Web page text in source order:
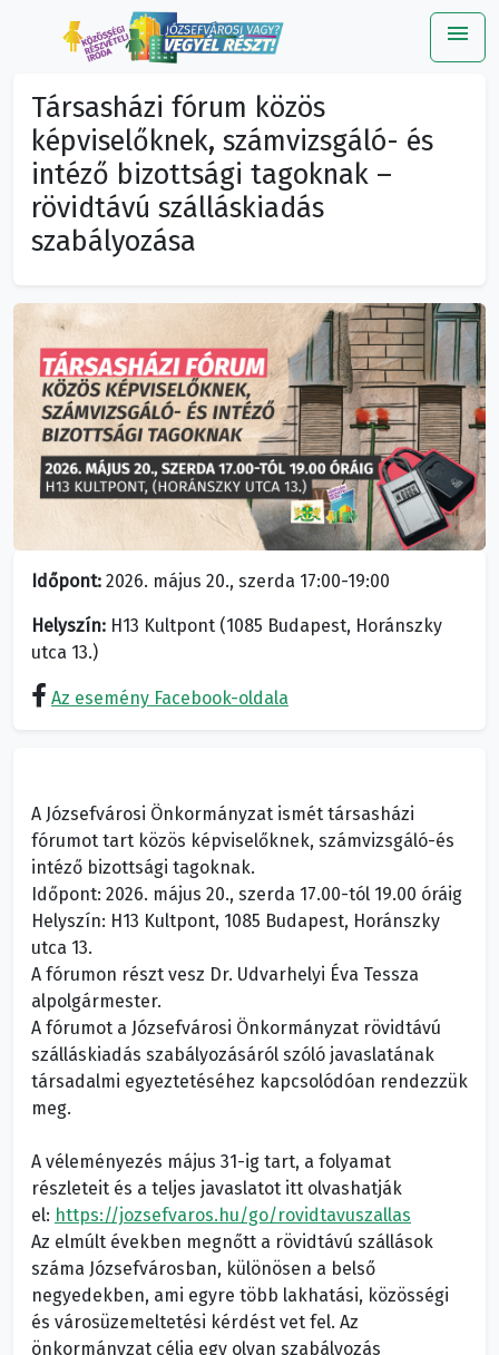
menu
Társasházi fórum közös
képviselőknek, számvizsgáló- és
intéző bizottsági tagoknak –
rövidtávú szálláskiadás
szabályozása
Időpont: 2026. május 20., szerda 17:00-19:00
Helyszín: H13 Kultpont (1085 Budapest, Horánszky
utca 13.)
Az esemény Facebook-oldala
A Józsefvárosi Önkormányzat ismét társasházi
fórumot tart közös képviselőknek, számvizsgáló-és
intéző bizottsági tagoknak.
Időpont: 2026. május 20., szerda 17.00-tól 19.00 óráig
Helyszín: H13 Kultpont, 1085 Budapest, Horánszky
utca 13.
A fórumon részt vesz Dr. Udvarhelyi Éva Tessza
alpolgármester.
A fórumot a Józsefvárosi Önkormányzat rövidtávú
szálláskiadás szabályozásáról szóló javaslatának
társadalmi egyeztetéséhez kapcsolódóan rendezzük
meg.
A véleményezés május 31-ig tart, a folyamat
részleteit és a teljes javaslatot itt olvashatják
el: https://jozsefvaros.hu/go/rovidtavuszallas
Az elmúlt években megnőtt a rövidtávú szállások
száma Józsefvárosban, különösen a belső
negyedekben, ami egyre több lakhatási, közösségi
és városüzemeltetési kérdést vet fel. Az
önkormányzat célja egy olyan szabályozás